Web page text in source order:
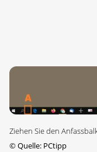
Ziehen Sie den
©Quelle: PCtipp